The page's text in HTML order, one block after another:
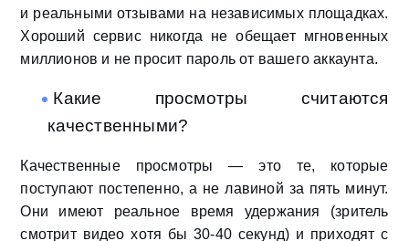
и реальными отзывами на независимых площадках.
Хороший сервис никогда не обещает мгновенных
миллионов и не просит пароль от вашего аккаунта.
Какие просмотры считаются
качественными?
Качественные просмотры — это те, которые
поступают постепенно, а не лавиной за пять минут.
Они имеют реальное время удержания (зритель
смотрит видео хотя бы 30-40 секунд) и приходят с